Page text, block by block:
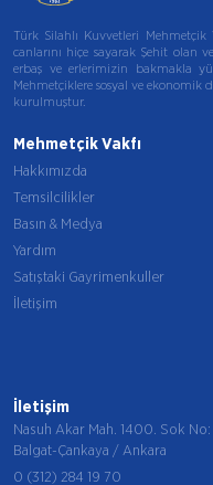
Türk Silahlı Kuvvetleri
canlarını hiçe sayarak Şehit olan
erbaş ve erlerimizin bakmakla
Mehmetçiklere sosyal ve ekonomik
kurulmuştur.
Mehmetçik Vakfı
Hakkımızda
Temsilcilikler
Basın & Medya
Yardım
Satıştaki Gayrimenkuller
İletişim
İletişim
Nasuh Akar Mah. 1400. Sok No:
Balgat-Çankaya / Ankara
0 (312) 284 19 70